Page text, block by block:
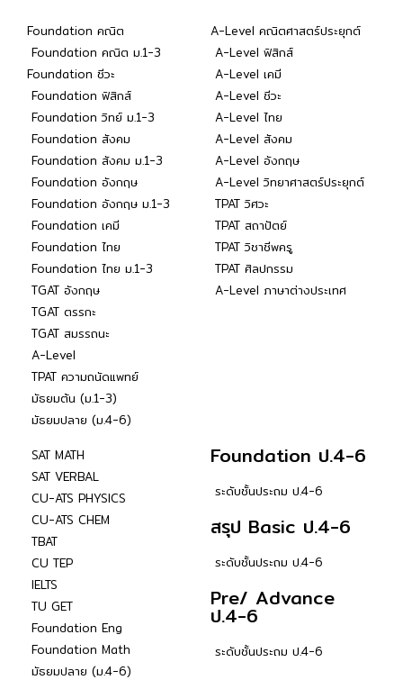
Foundation คณิต
Foundation คณิต ม.1-3
Foundation ชีวะ
Foundation ฟิสิกส์
Foundation วิทย์ ม.1-3
Foundation สังคม
Foundation สังคม ม.1-3
Foundation อังกฤษ
Foundation อังกฤษ ม.1-3
Foundation เคมี
Foundation ไทย
Foundation ไทย ม.1-3
TGAT อังกฤษ
TGAT ตรรกะ
TGAT สมรรถนะ
A-Level
TPAT ความถนัดแพทย์
มัธยมต้น (ม.1-3)
มัธยมปลาย (ม.4-6)
A-Level คณิตศาสตร์ประยุกต์
A-Level ฟิสิกส์
A-Level เคมี
A-Level ชีวะ
A-Level ไทย
A-Level สังคม
A-Level อังกฤษ
A-Level วิทยาศาสตร์ประยุกต์
TPAT วิศวะ
TPAT สถาปัตย์
TPAT วิชาชีพครู
TPAT ศิลปกรรม
A-Level ภาษาต่างประเทศ
SAT MATH
SAT VERBAL
CU-ATS PHYSICS
CU-ATS CHEM
TBAT
CU TEP
IELTS
TU GET
Foundation Eng
Foundation Math
มัธยมปลาย (ม.4-6)
Foundation ป.4-6
ระดับชั้นประถม ป.4-6
สรุป Basic ป.4-6
ระดับชั้นประถม ป.4-6
Pre/ Advance
ป.4-6
ระดับชั้นประถม ป.4-6